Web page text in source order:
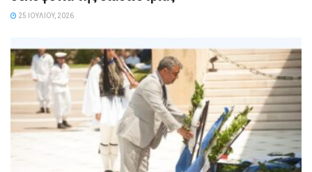
25 ΙΟΥΛΊΟΥ, 2026